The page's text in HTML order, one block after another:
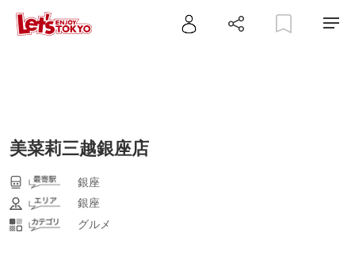
美菜莉三越銀座店
銀座
銀座
グルメ